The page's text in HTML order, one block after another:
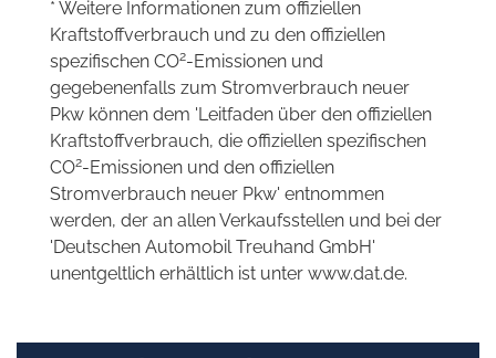
* Weitere Informationen zum offiziellen
Kraftstoffverbrauch und zu den offiziellen
spezifischen CO2-Emissionen und
gegebenenfalls zum Stromverbrauch neuer
Pkw können dem 'Leitfaden über den offiziellen
Kraftstoffverbrauch, die offiziellen spezifischen
CO2-Emissionen und den offiziellen
Stromverbrauch neuer Pkw' entnommen
werden, der an allen Verkaufsstellen und bei der
'Deutschen Automobil Treuhand GmbH'
unentgeltlich erhältlich ist unter www.dat.de.